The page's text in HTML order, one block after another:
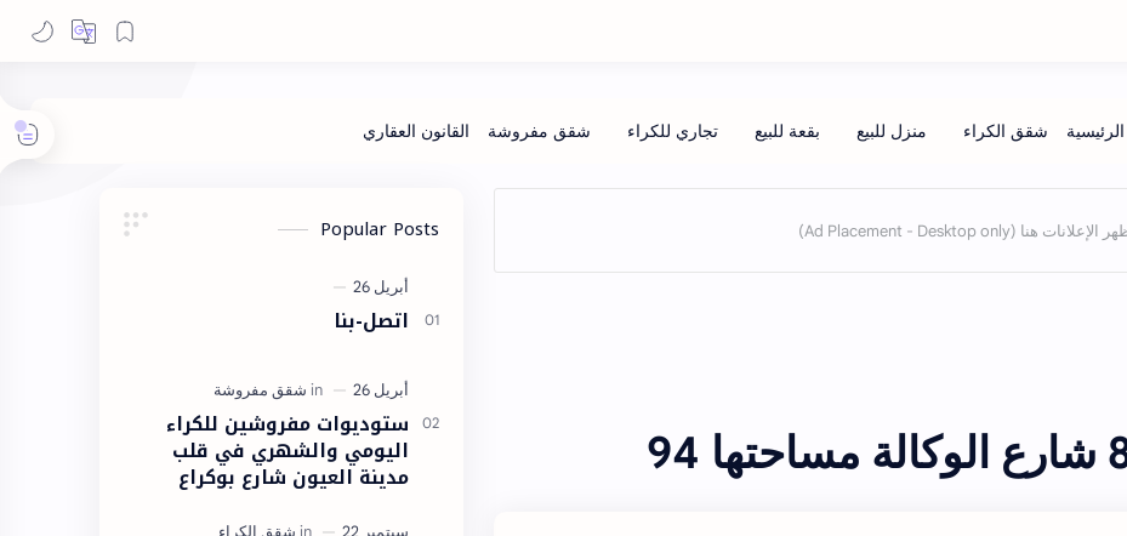
Popular Posts
اتصل-بنا
ستوديوات مفروشين للكراء
اليومي والشهري في قلب
مدينة العيون شارع بوكراع